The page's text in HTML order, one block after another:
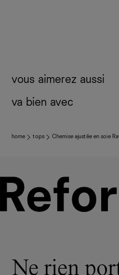
vous aimerez aussi
va bien avec
home tops Chemise ajustée en soie
Ne rien